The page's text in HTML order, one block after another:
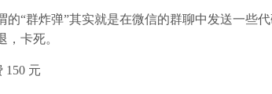
群炸弹”其实就是在微信的群聊中发送一些
卡死。
元